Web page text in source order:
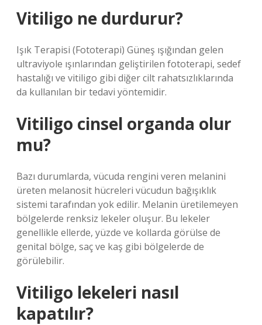
Vitiligo ne durdurur?
Işık Terapisi (Fototerapi) Güneş ışığından gelen
ultraviyole ışınlarından geliştirilen fototerapi, sedef
hastalığı ve vitiligo gibi diğer cilt rahatsızlıklarında
da kullanılan bir tedavi yöntemidir.
Vitiligo cinsel organda olur
mu?
Bazı durumlarda, vücuda rengini veren melanini
üreten melanosit hücreleri vücudun bağışıklık
sistemi tarafından yok edilir. Melanin üretilemeyen
bölgelerde renksiz lekeler oluşur. Bu lekeler
genellikle ellerde, yüzde ve kollarda görülse de
genital bölge, saç ve kaş gibi bölgelerde de
görülebilir.
Vitiligo lekeleri nasıl
kapatılır?